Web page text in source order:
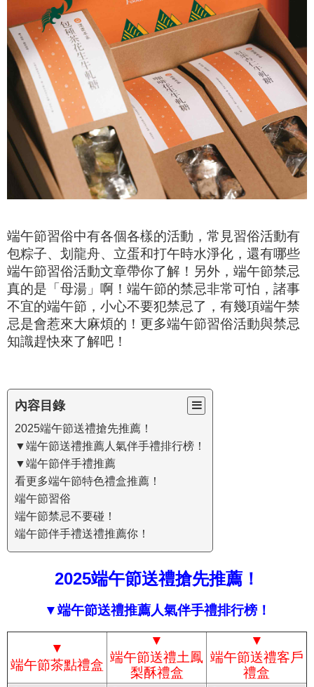
端午節習俗中有各個各樣的活動，常見習俗活動有
包粽子、划龍舟、立蛋和打午時水淨化，還有哪些
端午節習俗活動文章帶你了解！另外，端午節禁忌
真的是「母湯」啊！端午節的禁忌非常可怕，諸事
不宜的端午節，小心不要犯禁忌了，有幾項端午禁
忌是會惹來大麻煩的！更多端午節習俗活動與禁忌
知識趕快來了解吧！
內容目錄
2025端午節送禮搶先推薦！
▼端午節送禮推薦人氣伴手禮排行榜！
▼端午節伴手禮推薦
看更多端午節特色禮盒推薦！
端午節習俗
端午節禁忌不要碰！
端午節伴手禮送禮推薦你！
2025端午節送禮搶先推薦！
▼端午節送禮推薦人氣伴手禮排行榜！
▼
端午節茶點禮盒
▼
端午節送禮土鳳
梨酥禮盒
▼
端午節送禮客戶
禮盒